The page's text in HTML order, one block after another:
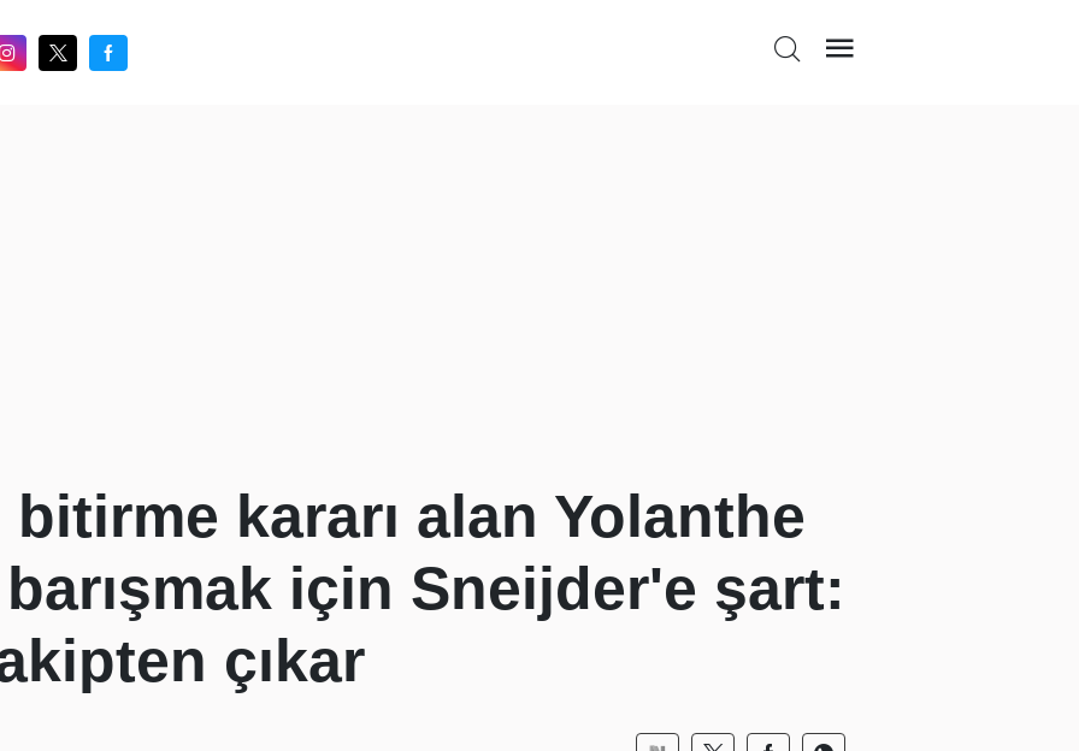
kararı alan Yolanthe
için Sneijder'e şart:
çıkar